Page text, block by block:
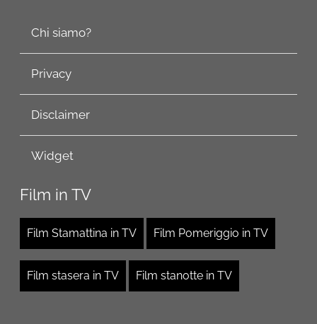
Chi siamo?
Privacy
Disclaimer
Widget
Film in TV
Film Stamattina in TV Film Pomeriggio in TV
Film stasera in TV Film stanotte in TV